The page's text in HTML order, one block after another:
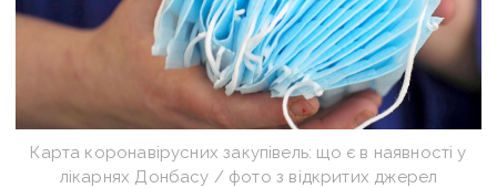
Карта коронавірусних закупівель: що є в наявності у
лікарнях Донбасу / фото з відкритих джерел